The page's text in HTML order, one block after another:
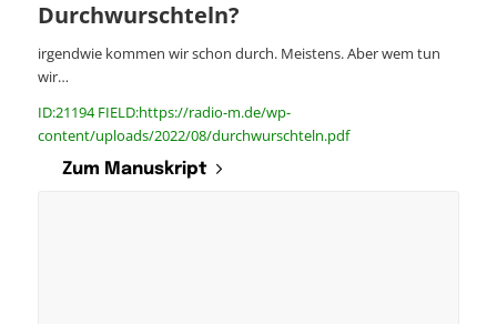
Durchwurschteln?
irgendwie kommen wir schon durch. Meistens. Aber wem tun
wir…
ID:21194 FIELD:https://radio-m.de/wp-
content/uploads/2022/08/durchwurschteln.pdf
Zum Manuskript